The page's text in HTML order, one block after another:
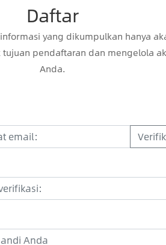
Daftar
yang dikumpulkan hanya
pendaftaran dan mengelola
Anda.